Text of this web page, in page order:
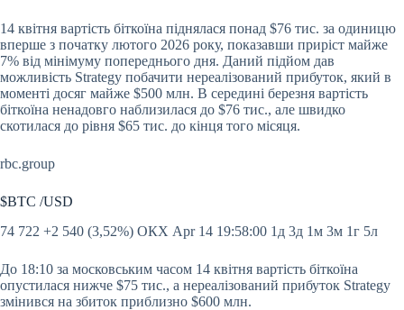
14 квітня вартість біткоїна піднялася понад $76 тис. за одиницю
вперше з початку лютого 2026 року, показавши приріст майже
7% від мінімуму попереднього дня. Даний підйом дав
можливість Strategy побачити нереалізований прибуток, який в
моменті досяг майже $500 млн. В середині березня вартість
біткоїна ненадовго наблизилася до $76 тис., але швидко
скотилася до рівня $65 тис. до кінця того місяця.
rbc.group
$BTC /USD
74 722 +2 540 (3,52%) ОКХ Apr 14 19:58:00 1д 3д 1м 3м 1г 5л
До 18:10 за московським часом 14 квітня вартість біткоїна
опустилася нижче $75 тис., а нереалізований прибуток Strategy
змінився на збиток приблизно $600 млн.